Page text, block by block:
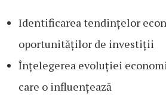
Identificarea tendințelor
oportunităților de investiții
Înțelegerea evoluției
care o influențează